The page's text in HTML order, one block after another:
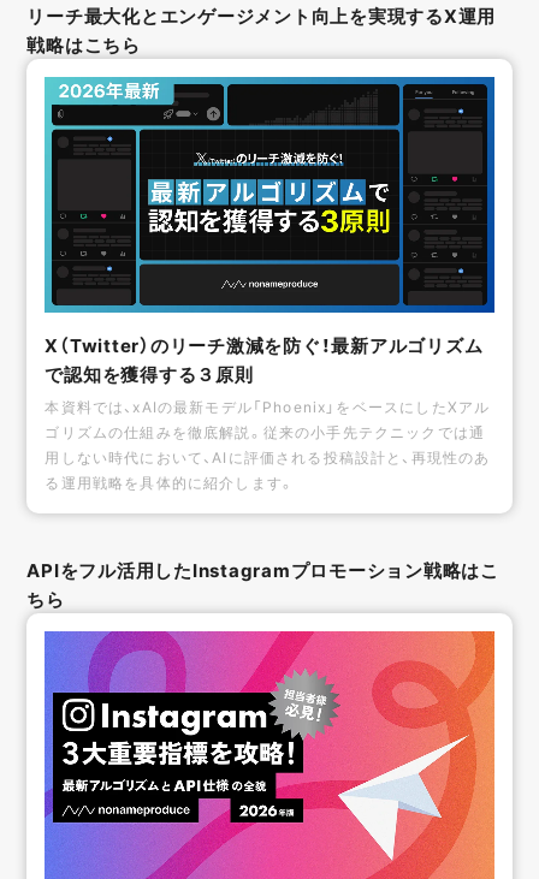
リーチ最大化とエンゲージメント向上を実現するX運用
戦略はこちら
X（Twitter）のリーチ激減を防ぐ！最新アルゴリズム
で認知を獲得する３原則
本資料では、xAIの最新モデル「Phoenix」をベースにしたXアル
ゴリズムの仕組みを徹底解説。従来の小手先テクニックでは通
用しない時代において、AIに評価される投稿設計と、再現性のあ
る運用戦略を具体的に紹介します。
APIをフル活用したInstagramプロモーション戦略はこ
ちら